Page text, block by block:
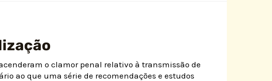
o clamor penal relativo à transmissão de
ao que uma série de recomendações e estudos